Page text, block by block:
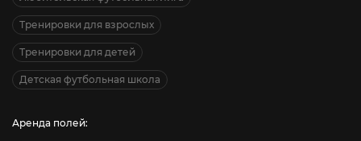
Тренировки для взрослых
Тренировки для детей
Детская футбольная школа
Аренда полей: